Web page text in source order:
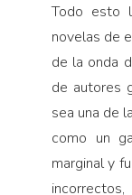
Todo esto
novelas de
de la onda
de autores
sea una de
como un
marginal y